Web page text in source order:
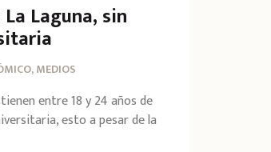
Laguna, sin
MEDIOS
entre 18 y 24 años de
esto a pesar de la